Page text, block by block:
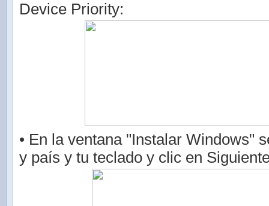
Device Priority:
• En la ventana "Instalar Windows"
y país y tu teclado y clic en